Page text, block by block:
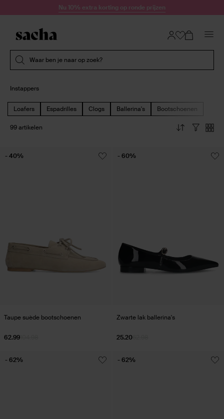
Doorgaan naar artikelNu 10% extra korting op ronde prijzen
Waar ben je naar op zoek?
Instappers
Loafers Espadrilles Clogs Ballerina's Bootschoenen
99 artikelen
Taupe suède bootschoenen
62.99
- 40%
Zwarte lak ballerina's
25.20
- 60%
- 62% - 62%